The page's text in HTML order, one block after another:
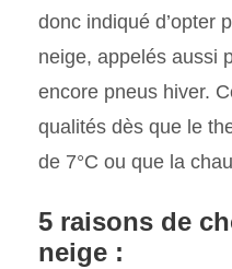
donc indiqué d’opter
neige, appelés aussi
encore pneus hiver.
qualités dès que le
de 7°C ou que la
5 raisons de
neige :